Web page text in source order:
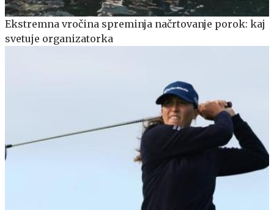
Ekstremna vročina spreminja načrtovanje porok: kaj
svetuje organizatorka